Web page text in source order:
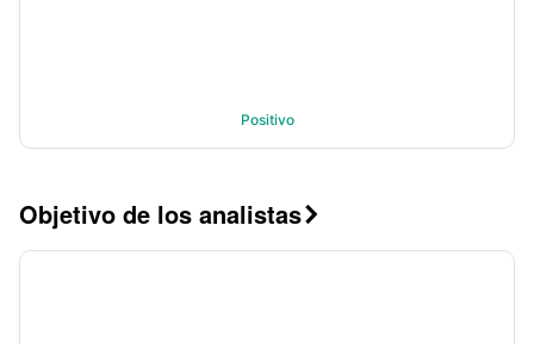
Positivo
Objetivo de los analistas